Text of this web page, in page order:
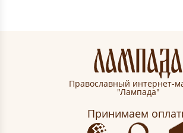
Православный интернет-
"Лампада"
Принимаем